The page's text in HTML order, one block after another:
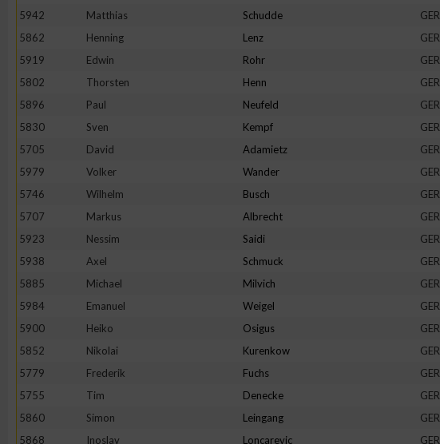
5942
Matthias Schudde GER
5862
Henning Lenz GER
5919
Edwin Rohr GER
5802
Thorsten Henn GER
5896
Paul Neufeld GER
5830
Sven Kempf GER
5705
David Adamietz GER
5979
Volker Wander GER
5746
Wilhelm Busch GER
5707
Markus Albrecht GER
5923
Nessim Saidi GER
5938
Axel Schmuck GER
5885
Michael Milvich GER
5984
Emanuel Weigel GER
5900
Heiko Osigus GER
5852
Nikolai Kurenkow GER
5779
Frederik Fuchs GER
5755
Tim Denecke GER
5860
Simon Leingang GER
5868
Inoslav Loncarevic GER
Verwendung reduzierter Daten zur Auswahl von Inhalten
Verwendung genauer Standortdaten
Geräte anhand von aktiv angeforderten Informationen identifizieren
Notwendig
Performance
Werbung